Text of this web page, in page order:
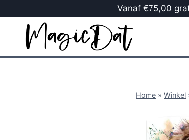
Vanaf €75,00
Home » Winkel